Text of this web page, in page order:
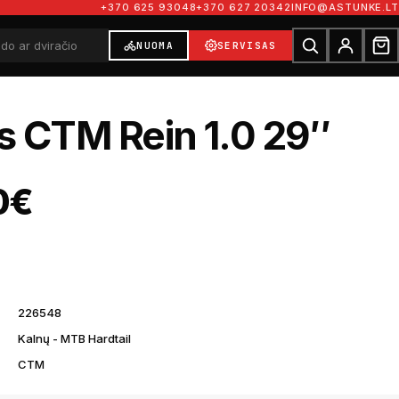
+370 625 93048+370 627 20342INFO@ASTUNKE.LT
NUOMA SERVISAS
CTM Rein 1.0 29″
€
226548
Kalnų - MTB Hardtail
CTM